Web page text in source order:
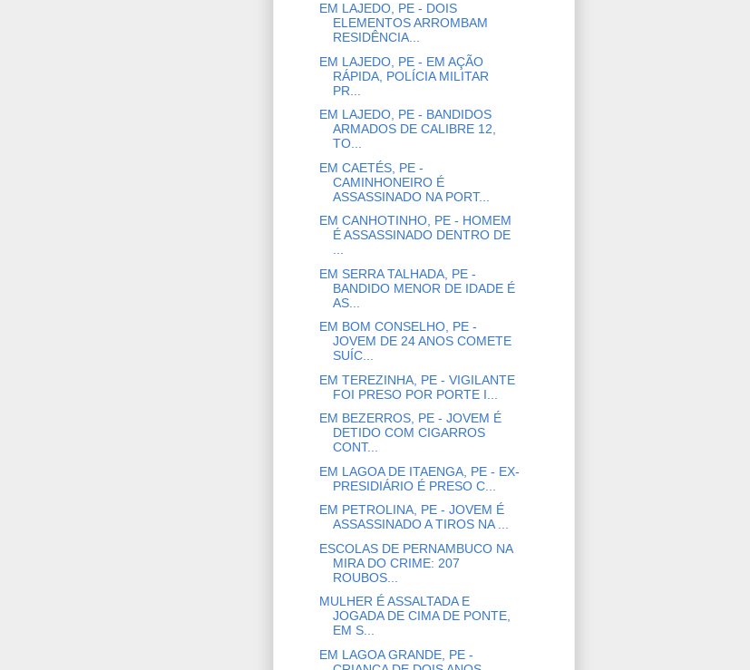
EM LAJEDO, PE - DOIS
ELEMENTOS ARROMBAM
RESIDÊNCIA...
EM LAJEDO, PE - EM AÇÃO
RÁPIDA, POLÍCIA MILITAR
PR...
EM LAJEDO, PE - BANDIDOS
ARMADOS DE CALIBRE 12,
TO...
EM CAETÉS, PE -
CAMINHONEIRO É
ASSASSINADO NA PORT...
EM CANHOTINHO, PE - HOMEM
É ASSASSINADO DENTRO DE
...
EM SERRA TALHADA, PE -
BANDIDO MENOR DE IDADE É
AS...
EM BOM CONSELHO, PE -
JOVEM DE 24 ANOS COMETE
SUÍC...
EM TEREZINHA, PE - VIGILANTE
FOI PRESO POR PORTE I...
EM BEZERROS, PE - JOVEM É
DETIDO COM CIGARROS
CONT...
EM LAGOA DE ITAENGA, PE - EX-
PRESIDIÁRIO É PRESO C...
EM PETROLINA, PE - JOVEM É
ASSASSINADO A TIROS NA ...
ESCOLAS DE PERNAMBUCO NA
MIRA DO CRIME: 207
ROUBOS...
MULHER É ASSALTADA E
JOGADA DE CIMA DE PONTE,
EM S...
EM LAGOA GRANDE, PE -